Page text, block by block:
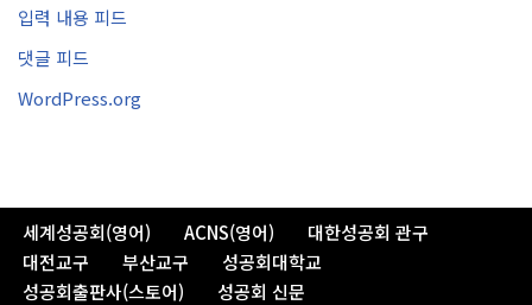
입력 내용 피드
댓글 피드
WordPress.org
세계성공회(영어) ACNS(영어)
대한성공회 관구
대전교구
부산교구
성공회대학교
성공회출판사(스토어)
성공회 신문